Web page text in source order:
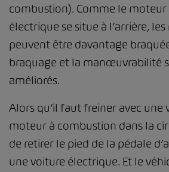
combustion). Comme le moteur
électrique se situe à l’arrière,
peuvent être davantage
braquage et la manœuvrabilité
améliorés.
Alors qu’il faut freiner avec une
moteur à combustion dans la
de retirer le pied de la pédale
une voiture électrique. Et le